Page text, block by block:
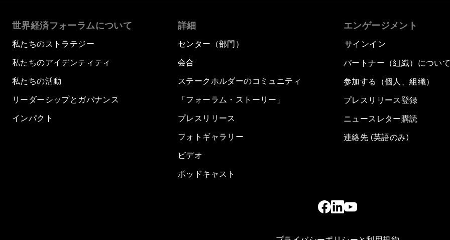
世界経済フォーラムについて
私たちのストラテジー
私たちのアイデンティティ
私たちの活動
リーダーシップとガバナンス
インパクト
詳細
センター（部門）
会合
ステークホルダーのコミュニティ
「フォーラム・ストーリー」
プレスリリース
フォトギャラリー
ビデオ
ポッドキャスト
エンゲージメント
サインイン
パートナー（組織）について
参加する（個人、組織）
プレスリリース登録
ニュースレター購読
連絡先 (英語のみ)